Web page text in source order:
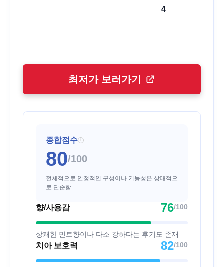
4
최저가 보러가기
종합점수 i
80/100
전체적으로 안정적인 구성이나 기능성은 상대적으
로 단순함
향/사용감 76/100
상쾌한 민트향이나 다소 강하다는 후기도 존재
치아 보호력 82/100